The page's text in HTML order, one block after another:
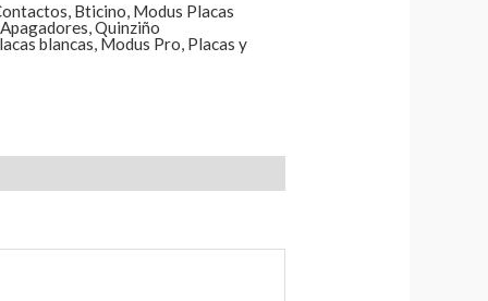
, Bticino, Modus Placas
,Quinziño
blancas, Modus Pro, Placas y